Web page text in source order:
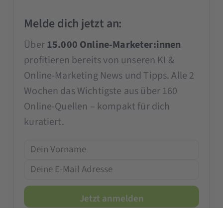
Melde dich jetzt an:
Über15.000 Online-Marketer:innen
profitieren bereits von unseren KI &
Online-Marketing News und Tipps. Alle 2
Wochen das Wichtigste aus über 160
Online-Quellen – kompakt für dich
kuratiert.